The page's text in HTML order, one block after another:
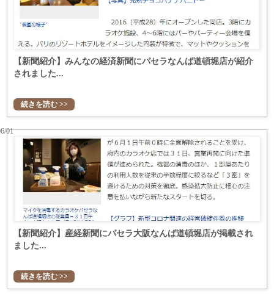
【新聞紹介】みんなの経済新聞にパセラなんば道頓堀店が紹介
されました...
続きを読む >>
【新聞紹介】産経新聞にパセラ大阪なんば道頓堀店が掲載され
ました...
01
続きを読む >>